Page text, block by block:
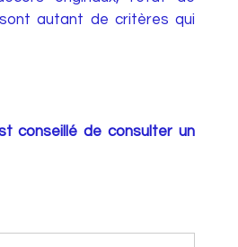
autant de critères qui
conseillé de consulter un